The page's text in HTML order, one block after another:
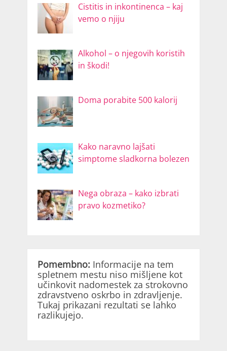
Cistitis in inkontinenca – kaj
vemo o njiju
Alkohol – o njegovih koristih
in škodi!
Doma porabite 500 kalorij
Kako naravno lajšati
simptome sladkorna bolezen
Nega obraza – kako izbrati
pravo kozmetiko?
Pomembno: Informacije na tem
spletnem mestu niso mišljene kot
učinkovit nadomestek za strokovno
zdravstveno oskrbo in zdravljenje.
Tukaj prikazani rezultati se lahko
razlikujejo.